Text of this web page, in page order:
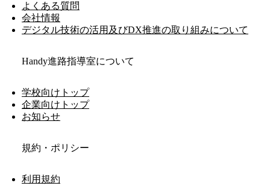
よくある質問
会社情報
デジタル技術の活用及びDX推進の取り組みについて
Handy進路指導室について
学校向けトップ
企業向けトップ
お知らせ
規約・ポリシー
利用規約